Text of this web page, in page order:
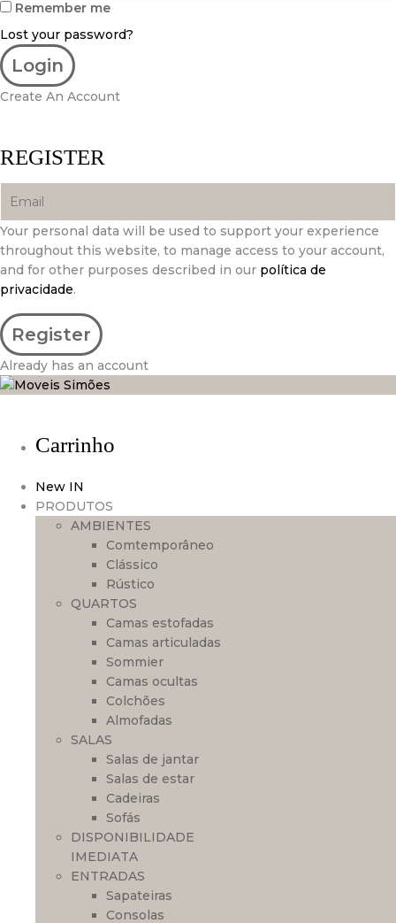
Remember me
Lost your password?
Create An Account
REGISTER
Your personal data will be used to support your experience
throughout this website, to manage access to your account,
and for other purposes described in our política de
privacidade.
Already has an account
Carrinho
New IN
PRODUTOS
AMBIENTES
Comtemporâneo
Clássico
Rústico
QUARTOS
Camas estofadas
Camas articuladas
Sommier
Camas ocultas
Colchões
Almofadas
SALAS
Salas de jantar
Salas de estar
Cadeiras
Sofás
DISPONIBILIDADE
IMEDIATA
ENTRADAS
Sapateiras
Consolas